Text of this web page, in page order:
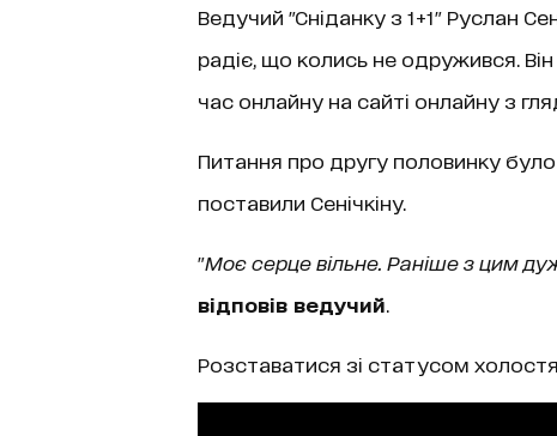
Ведучий "Сніданку з 1+1" Руслан
радіє, що колись не одружився.
час онлайну на сайті онлайну з
Питання про другу половинку було
поставили Сенічкіну.
"Моє серце вільне. Раніше з цим
відповів ведучий
Розставатися зі статусом